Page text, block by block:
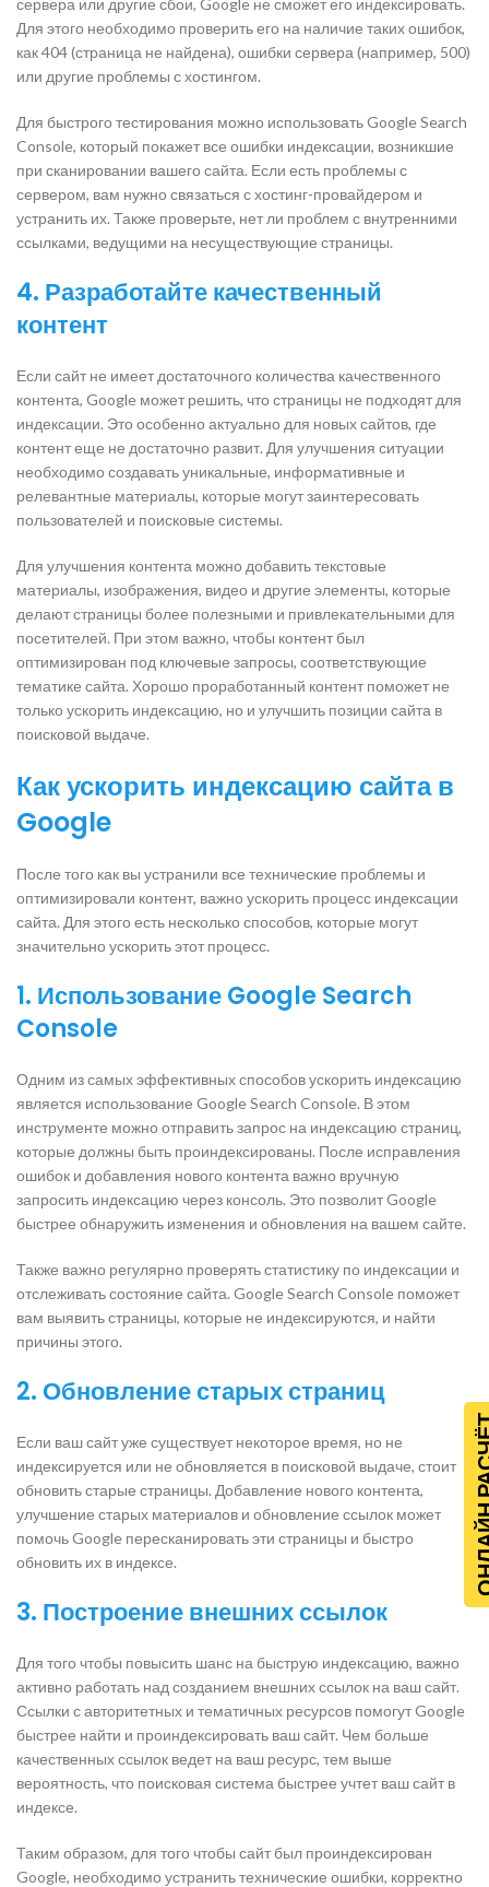
Для этого необходимо проверить его на наличие таких ошибок,
как 404 (страница не найдена), ошибки сервера (например, 500)
или другие проблемы с хостингом.
Для быстрого тестирования можно использовать Google Search
Console, который покажет все ошибки индексации, возникшие
при сканировании вашего сайта. Если есть проблемы с
сервером, вам нужно связаться с хостинг-провайдером и
устранить их. Также проверьте, нет ли проблем с внутренними
ссылками, ведущими на несуществующие страницы.
4. Разработайте качественный
контент
Если сайт не имеет достаточного количества качественного
контента, Google может решить, что страницы не подходят для
индексации. Это особенно актуально для новых сайтов, где
контент еще не достаточно развит. Для улучшения ситуации
необходимо создавать уникальные, информативные и
релевантные материалы, которые могут заинтересовать
пользователей и поисковые системы.
Для улучшения контента можно добавить текстовые
материалы, изображения, видео и другие элементы, которые
делают страницы более полезными и привлекательными для
посетителей. При этом важно, чтобы контент был
оптимизирован под ключевые запросы, соответствующие
тематике сайта. Хорошо проработанный контент поможет не
только ускорить индексацию, но и улучшить позиции сайта в
поисковой выдаче.
Как ускорить индексацию сайта в
Google
После того как вы устранили все технические проблемы и
оптимизировали контент, важно ускорить процесс индексации
сайта. Для этого есть несколько способов, которые могут
значительно ускорить этот процесс.
1. Использование Google Search
Console
Одним из самых эффективных способов ускорить индексацию
является использование Google Search Console. В этом
инструменте можно отправить запрос на индексацию страниц,
которые должны быть проиндексированы. После исправления
ошибок и добавления нового контента важно вручную
запросить индексацию через консоль. Это позволит Google
быстрее обнаружить изменения и обновления на вашем сайте.
Также важно регулярно проверять статистику по индексации и
отслеживать состояние сайта. Google Search Console поможет
вам выявить страницы, которые не индексируются, и найти
причины этого.
2. Обновление старых страниц
Если ваш сайт уже существует некоторое время, но не
индексируется или не обновляется в поисковой выдаче, стоит
обновить старые страницы. Добавление нового контента,
улучшение старых материалов и обновление ссылок может
помочь Google пересканировать эти страницы и быстро
обновить их в индексе.
3. Построение внешних ссылок
Для того чтобы повысить шанс на быструю индексацию, важно
активно работать над созданием внешних ссылок на ваш сайт.
Ссылки с авторитетных и тематичных ресурсов помогут Google
быстрее найти и проиндексировать ваш сайт. Чем больше
качественных ссылок ведет на ваш ресурс, тем выше
вероятность, что поисковая система быстрее учтет ваш сайт в
индексе.
Таким образом, для того чтобы сайт был проиндексирован
Google, необходимо устранить технические ошибки, корректно